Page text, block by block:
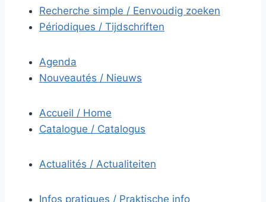
Recherche simple / Eenvoudig zoeken
Périodiques / Tijdschriften
Agenda
Nouveautés / Nieuws
Accueil / Home
Catalogue / Catalogus
Actualités / Actualiteiten
Infos pratiques / Praktische info